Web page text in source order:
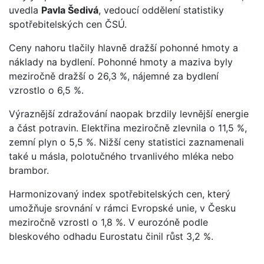
uvedla Pavla Šedivá, vedoucí oddělení statistiky
spotřebitelských cen ČSÚ.
Ceny nahoru tlačily hlavně dražší pohonné hmoty a
náklady na bydlení. Pohonné hmoty a maziva byly
meziročně dražší o 26,3 %, nájemné za bydlení
vzrostlo o 6,5 %.
Výraznější zdražování naopak brzdily levnější energie
a část potravin. Elektřina meziročně zlevnila o 11,5 %,
zemní plyn o 5,5 %. Nižší ceny statistici zaznamenali
také u másla, polotučného trvanlivého mléka nebo
brambor.
Harmonizovaný index spotřebitelských cen, který
umožňuje srovnání v rámci Evropské unie, v Česku
meziročně vzrostl o 1,8 %. V eurozóně podle
bleskového odhadu Eurostatu činil růst 3,2 %.